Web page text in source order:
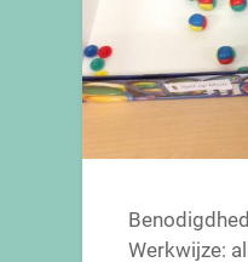
Werkwijze: